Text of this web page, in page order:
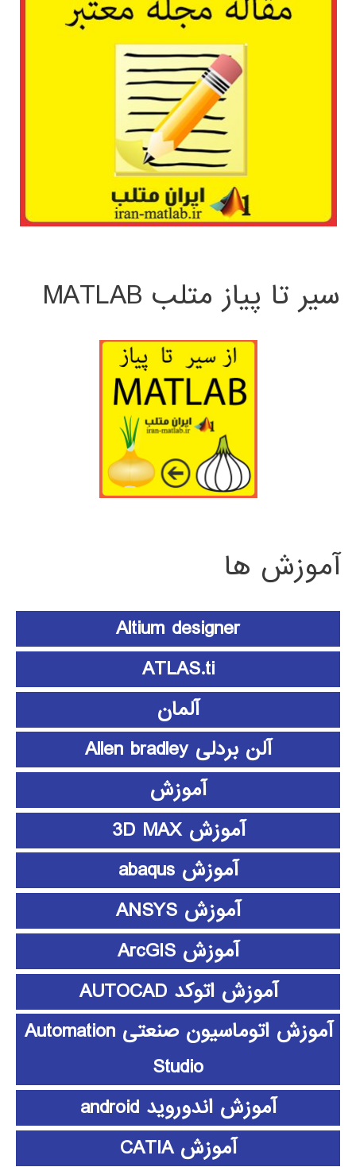
سیر تا پیاز متلب MATLAB
آموزش ها
Altium designer
ATLAS.ti
آلمان
آلن بردلی Allen bradley
آموزش
آموزش 3D MAX
آموزش abaqus
آموزش ANSYS
آموزش ArcGIS
آموزش اتوکد AUTOCAD
آموزش اتوماسیون صنعتی Automation
Studio
آموزش اندوروید android
آموزش CATIA